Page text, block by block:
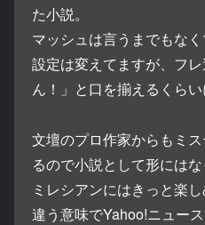
た小説。
マッシュは言うまでもなく
設定は変えてますが、フ
ん！」と口を揃えるくらい
文壇のプロ作家からもミ
るので小説として形にはな
ミレシアンにはきっと楽し
違う意味でYahoo!ニュース